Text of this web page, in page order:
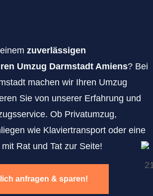
zuverlässigen
Umzug Darmstadt Amiens? Bei
machen wir Ihren Umzug
Sie von unserer Erfahrung und
Ob Privatumzug,
wie Klaviertransport oder eine
Rat und Tat zur Seite!
anfragen & sparen!